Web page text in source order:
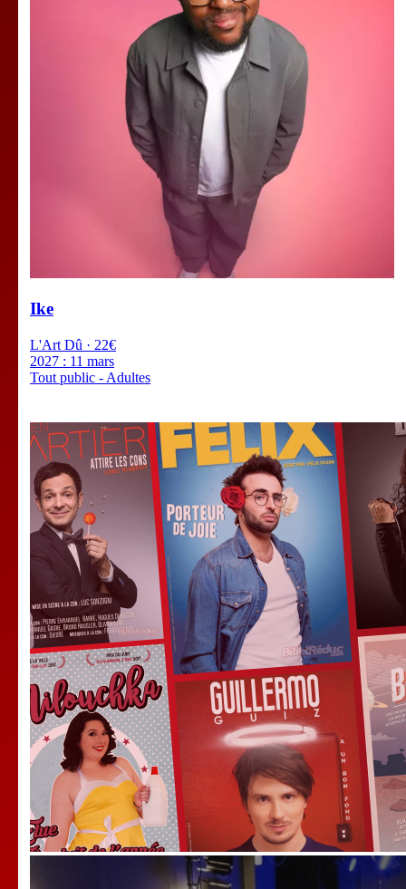
Ike
L'Art Dû · 22€
2027 : 11 mars
Tout public - Adultes